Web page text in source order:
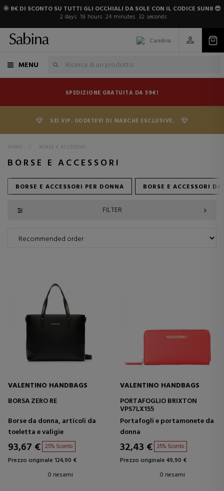
🌞 8€ DI SCONTO SU TUTTI GLI OCCHIALI DA SOLE CON IL CODICE SUN8 😎
2 days 18 hours 24 minutes 31 seconds
Cambia
MENU
SPEDIZIONE GRATUITA DA 59€!
SEI VIP. GODETEVI DI MARCHE ESCLUSIVE.
HOME > BORSE E ACCESSORI
BORSE E ACCESSORI
BORSE E ACCESSORI PER DONNA BORSE E ACCESSORI
FILTER
VALENTINO HANDBAGS
BORSA ZERO RE
Borse da donna, articoli da
toeletta e valigie
93,67 € 25% Sconto
Prezzo originale 124,90 €
0 riesami
VALENTINO HANDBAGS
PORTAFOGLIO BRIXTON
VPS7LX155
Portafogli e portamonete da
donna
32,43 € 35% Sconto
Prezzo originale 49,90 €
0 riesami